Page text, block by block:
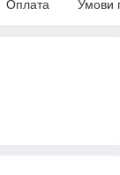
Оплата Умови